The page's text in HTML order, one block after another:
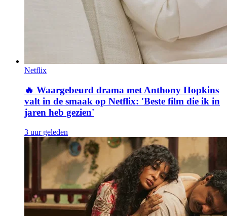
Netflix
🔥 Waargebeurd drama met Anthony Hopkins
valt in de smaak op Netflix: 'Beste film die ik in
jaren heb gezien'
3 uur geleden